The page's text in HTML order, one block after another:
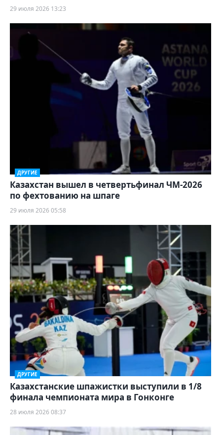
29 июля 2026 13:23
ДРУГИЕ
Казахстан вышел в четвертьфинал ЧМ-2026
по фехтованию на шпаге
29 июля 2026 05:58
ДРУГИЕ
Казахстанские шпажистки выступили в 1/8
финала чемпионата мира в Гонконге
28 июля 2026 08:37